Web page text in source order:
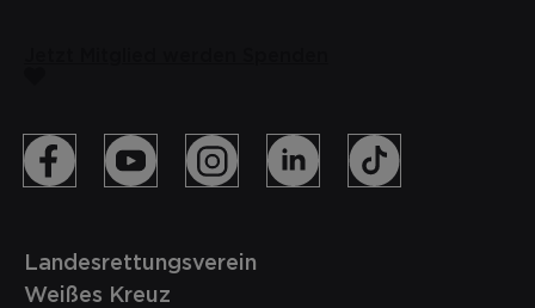
Landesrettungsverein
Weißes Kreuz